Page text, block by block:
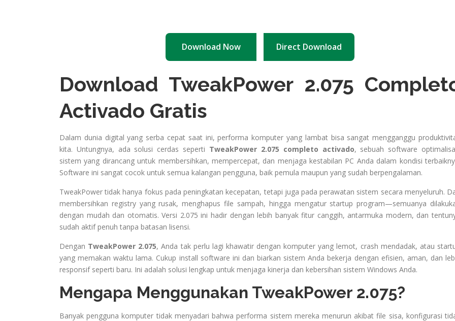
Download Now Direct Download
Download TweakPower 2.075
Activado Gratis
Dalam dunia digital yang serba cepat saat ini, performa komputer yang lambat bisa sangat mengganggu
kita. Untungnya, ada solusi cerdas seperti TweakPower 2.075 completo activado, sebuah software
sistem yang dirancang untuk membersihkan, mempercepat, dan menjaga kestabilan PC Anda dalam kondisi
Software ini sangat cocok untuk semua kalangan pengguna, baik pemula maupun yang sudah berpengalaman.
TweakPower tidak hanya fokus pada peningkatan kecepatan, tetapi juga pada perawatan sistem secara menyeluruh.
membersihkan registry yang rusak, menghapus file sampah, hingga mengatur startup program—semuanya
dengan mudah dan otomatis. Versi 2.075 ini hadir dengan lebih banyak fitur canggih, antarmuka modern, dan
sudah aktif penuh tanpa batasan lisensi.
Dengan TweakPower 2.075, Anda tak perlu lagi khawatir dengan komputer yang lemot, crash mendadak, atau
yang memakan waktu lama. Cukup install software ini dan biarkan sistem Anda bekerja dengan efisien, aman, dan
responsif seperti baru. Ini adalah solusi lengkap untuk menjaga kinerja dan kebersihan sistem Windows Anda.
Mengapa Menggunakan TweakPower 2.075?
Banyak pengguna komputer tidak menyadari bahwa performa sistem mereka menurun akibat file sisa, konfigurasi